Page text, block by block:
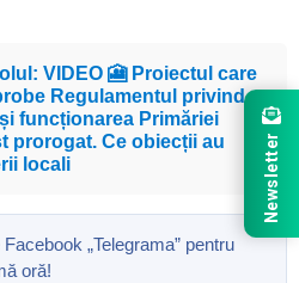
VIDEO 🎦 Proiectul care
Regulamentul privind
funcționarea Primăriei
prorogat. Ce obiecții au
locali
„Telegrama” pentru
oră!
Newsletter